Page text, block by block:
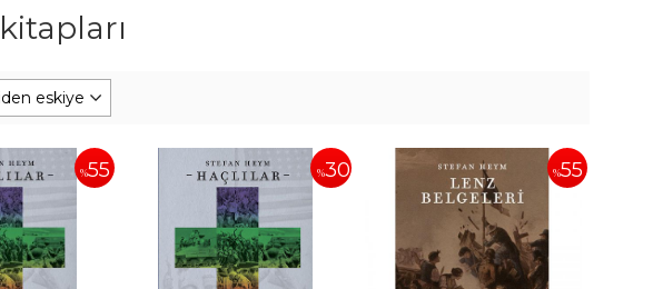
%55 %30 %55